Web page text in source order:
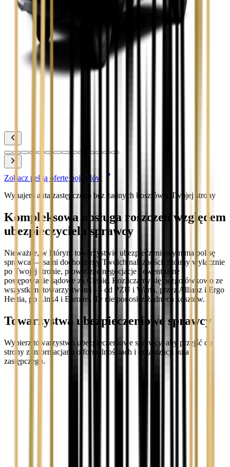
Zobacz
Toyota Corolla
Toyota Prius
Zobacz pełną ofertę pojazdów
Wynajem auta zastępczego bez żadnych kosztów z Twojej strony
Kompleksowa obsługa roszczeń względem
ubezpieczyciela sprawcy
Nieważne, w którym towarzystwie ubezpieczeniowym ma polisę
sprawca — sami dochodzimy Twoich należności. Stoimy wyłącznie
po Twojej stronie, prowadząc negocjacje i ewentualne
postępowanie sądowe za Ciebie. Rozliczamy się bezgotówkowo ze
wszystkimi towarzystwami — od PZU i Warta, przez Allianz i Ergo
Hestia, po Link4 i Euroins. Ty nie ponosisz żadnych kosztów.
Towarzystwa ubezpieczeniowe sprawcy
Wybierz towarzystwo ubezpieczeniowe sprawcy, aby przejść do
strony z informacjami o formalnościach i organizacji auta
zastępczego.